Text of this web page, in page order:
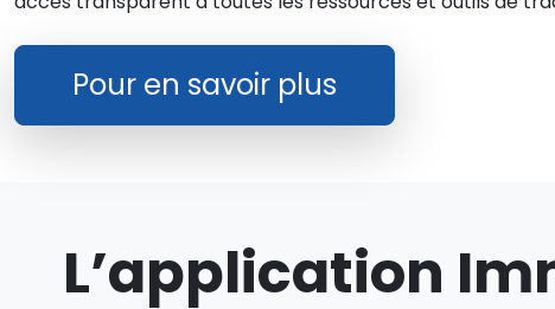
Pour en savoir plus
L’application